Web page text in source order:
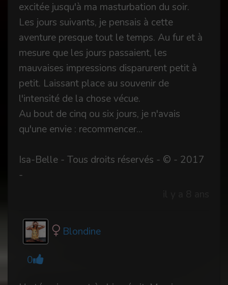
excitée jusqu'à ma masturbation du soir.
Les jours suivants, je pensais à cette
aventure presque tout le temps. Au fur et à
mesure que les jours passaient, les
mauvaises impressions disparurent petit à
petit. Laissant place au souvenir de
l'intensité de la chose vécue.
Au bout de cinq ou six jours, je n'avais
qu'une envie : recommencer...
Isa-Belle - Tous droits réservés - © - 2017
-
Blondine
0